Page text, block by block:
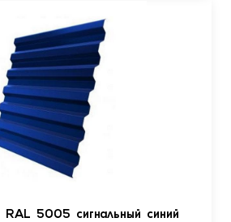
RAL 5005 сигнальный синий